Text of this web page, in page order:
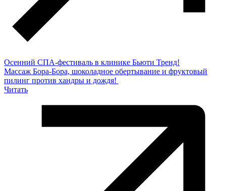
Осенний СПА-фестиваль в клинике Бьюти Тренд!
Массаж Бора-Бора, шоколадное обертывание и фруктовый
пилинг против хандры и дождя!
Читать